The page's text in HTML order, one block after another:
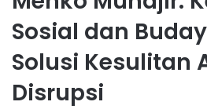
Sosial dan
Solusi Kesulitan
Disrupsi